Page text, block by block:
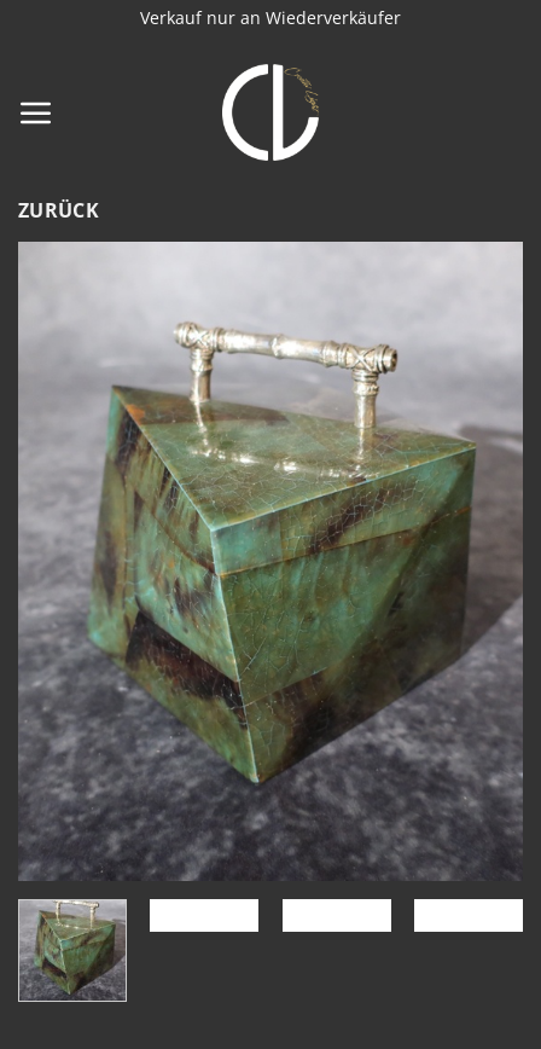
Verkauf nur an Wiederverkäufer
ZURÜCK